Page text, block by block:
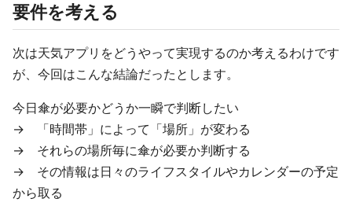
要件を考える
次は天気アプリをどうやって実現するのか考えるわけです
が、今回はこんな結論だったとします。
今日傘が必要かどうか一瞬で判断したい
→ 「時間帯」によって「場所」が変わる
→ それらの場所毎に傘が必要か判断する
→ その情報は日々のライフスタイルやカレンダーの予定
から取る